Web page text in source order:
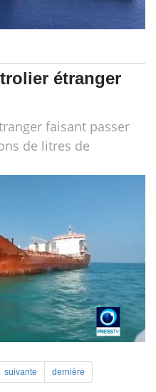
étranger
faisant passer
de litres de
suivante dernière